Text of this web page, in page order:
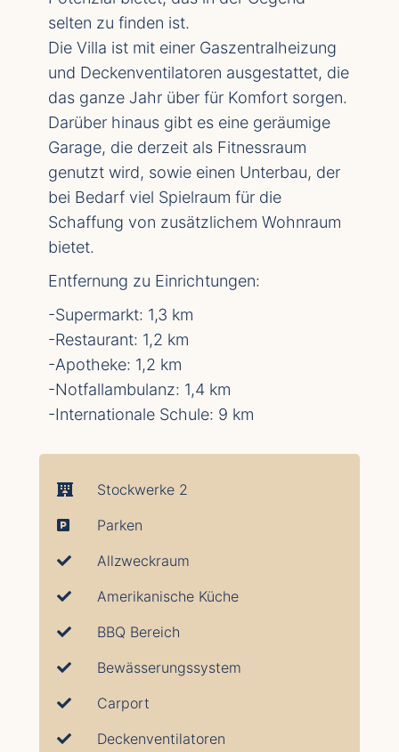
selten zu finden ist.
Die Villa ist mit einer Gaszentralheizung
und Deckenventilatoren ausgestattet, die
das ganze Jahr über für Komfort sorgen.
Darüber hinaus gibt es eine geräumige
Garage, die derzeit als Fitnessraum
genutzt wird, sowie einen Unterbau, der
bei Bedarf viel Spielraum für die
Schaffung von zusätzlichem Wohnraum
bietet.
Entfernung zu Einrichtungen:
-Supermarkt: 1,3 km
-Restaurant: 1,2 km
-Apotheke: 1,2 km
-Notfallambulanz: 1,4 km
-Internationale Schule: 9 km
Stockwerke 2
Parken
Allzweckraum
Amerikanische Küche
BBQ Bereich
Bewässerungssystem
Carport
Deckenventilatoren